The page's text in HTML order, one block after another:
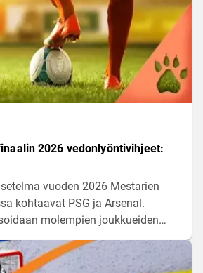
2026 vedonlyöntivihjeet:
vuoden 2026 Mestarien
kohtaavat PSG ja Arsenal.
molempien joukkueiden
Euroopan
huipentumassa.